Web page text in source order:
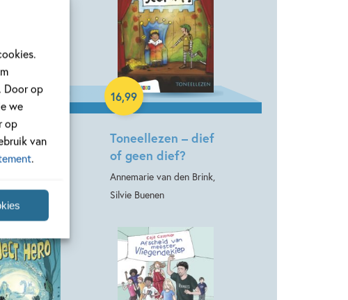
Door op
we
op
van
.
– pip
tas
Toneellezen – dief
of geen dief?
Annemarie van den Brink,
Silvie Buenen
16,99
Hardcover